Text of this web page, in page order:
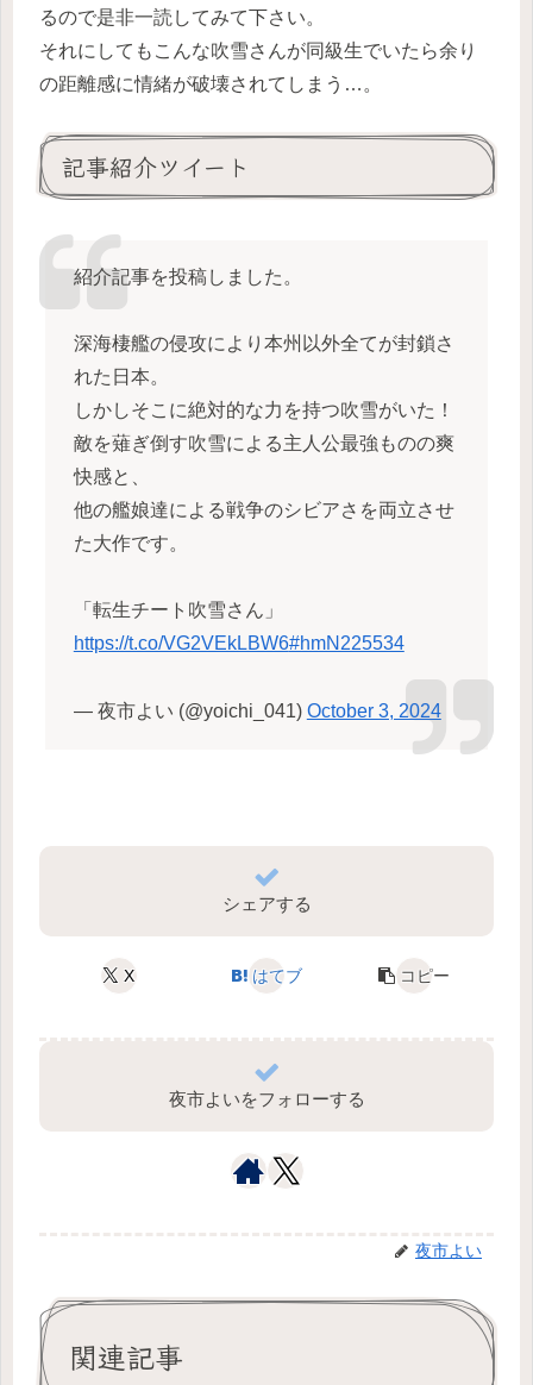
るので是非一読してみて下さい。
それにしてもこんな吹雪さんが同級生でいたら余り
の距離感に情緒が破壊されてしまう…。
記事紹介ツイート
紹介記事を投稿しました。
深海棲艦の侵攻により本州以外全てが封鎖さ
れた日本。
しかしそこに絶対的な力を持つ吹雪がいた！
敵を薙ぎ倒す吹雪による主人公最強ものの爽
快感と、
他の艦娘達による戦争のシビアさを両立させ
た大作です。
「転生チート吹雪さん」
https://t.co/VG2VEkLBW6#hmN225534
— 夜市よい (@yoichi_041) October 3, 2024
シェアする
X はてブ コピー
夜市よいをフォローする
夜市よい
関連記事